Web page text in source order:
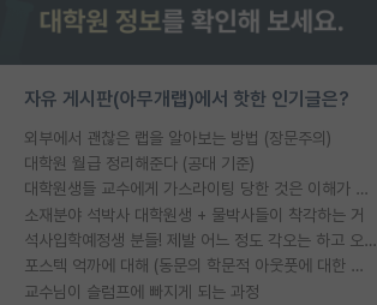
자유 게시판(아무개랩)에서 핫한 인기글은?
외부에서 괜찮은 랩을 알아보는 방법 (장문주의)
대학원 월급 정리해준다 (공대 기준)
대학원생들 교수에게 가스라이팅 당한 것은 이해가 갑니다. 안타깝네요.
소재분야 석박사 대학원생 + 물박사들이 착각하는 거
석사입학예정생 분들! 제발 어느 정도 각오는 하고 오세요.
포스텍 억까에 대해 (동문의 학문적 아웃풋에 대한 반박)
교수님이 슬럼프에 빠지게 되는 과정